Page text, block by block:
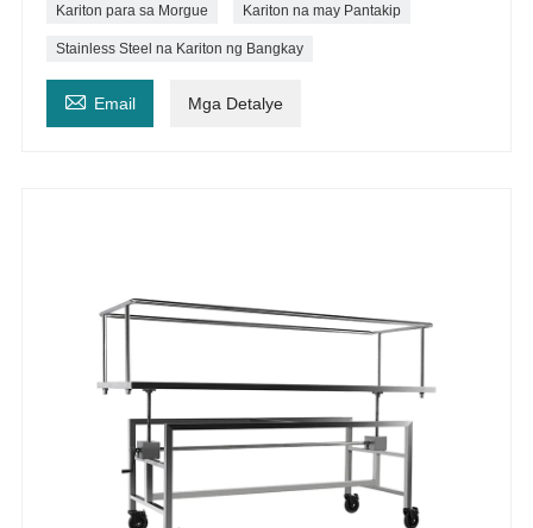
Kariton para sa Morgue Kariton na may Pantakip
Stainless Steel na Kariton ng Bangkay
 Email Mga Detalye